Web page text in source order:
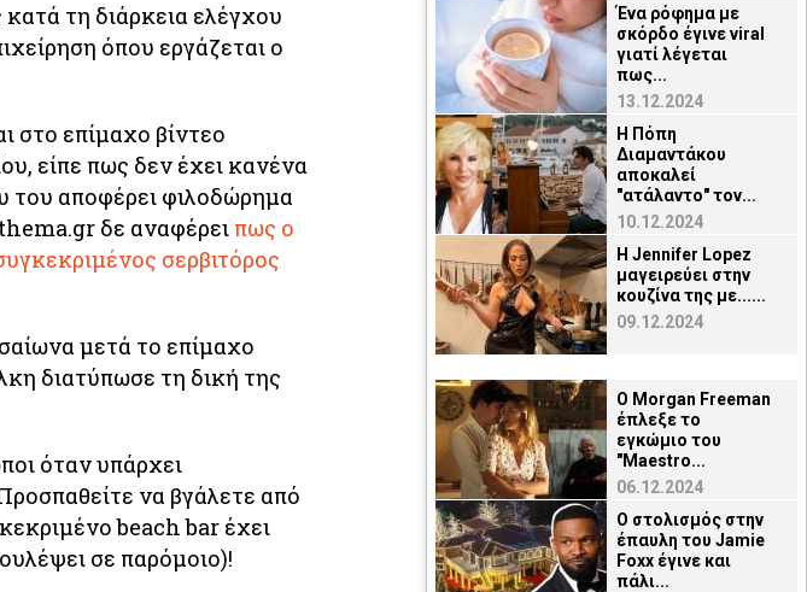
τη διάρκεια ελέγχου
όπου εργάζεται ο
στο επίμαχο βίντεο
είπε πως δεν έχει κανένα
του αποφέρει φιλοδώρημα
δε αναφέρει πως ο
σερβιτόρος
μετά το επίμαχο
διατύπωσε τη δική της
όταν υπάρχει
να βγάλετε από
beach bar έχει
σε παρόμοιο)!
Ένα ρόφημα με
σκόρδο έγινε viral
γιατί λέγεται
πως...
13.12.2024
Η Πόπη
Διαμαντάκου
αποκαλεί
"ατάλαντο" τον...
10.12.2024
H Jennifer Lopez
μαγειρεύει στην
κουζίνα της με......
09.12.2024
O Μorgan Freeman
έπλεξε το
εγκώμιο του
"Maestro...
06.12.2024
Ο στολισμός στην
έπαυλη του Jamie
Foxx έγινε και
πάλι...